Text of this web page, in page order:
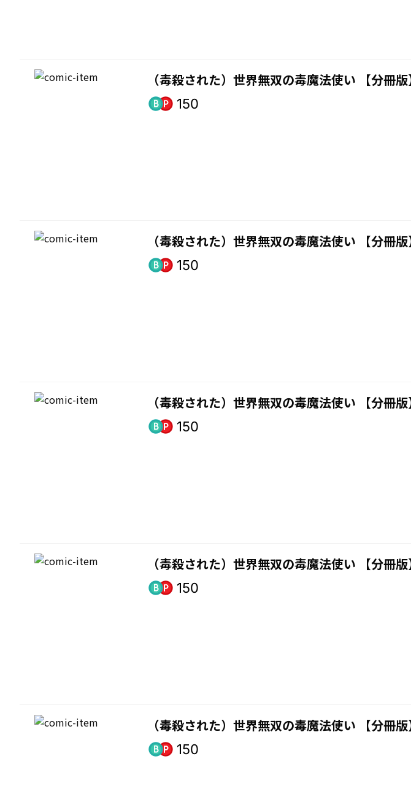
（毒殺された）世界無双の毒魔法使い 【分冊版
150
（毒殺された）世界無双の毒魔法使い 【分冊版
150
（毒殺された）世界無双の毒魔法使い 【分冊版
150
（毒殺された）世界無双の毒魔法使い 【分冊版
150
（毒殺された）世界無双の毒魔法使い 【分冊版
150